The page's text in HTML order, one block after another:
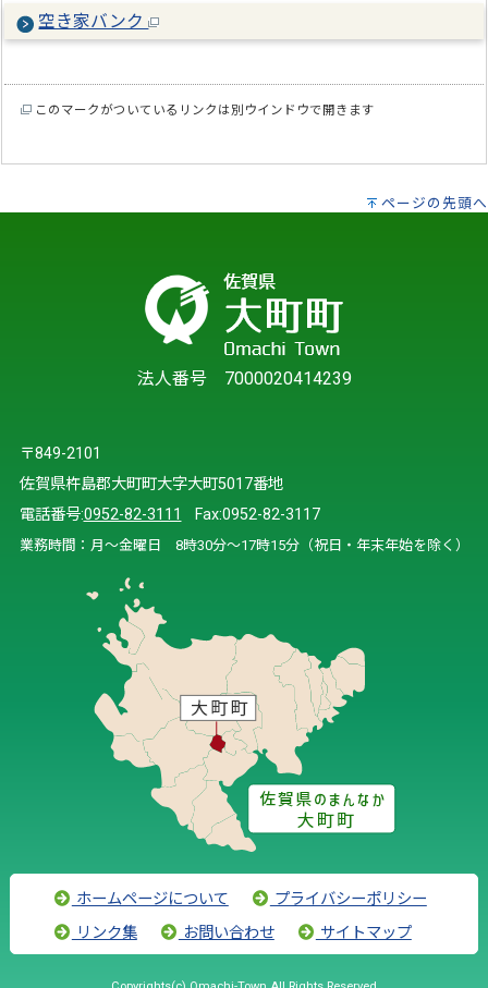
空き家バンク
このマークがついているリンクは別ウインドウで開きます
ページの先頭へ
法人番号 7000020414239
〒849-2101
佐賀県杵島郡大町町大字大町5017番地
電話番号:0952-82-3111 Fax:0952-82-3117
業務時間：月～金曜日 8時30分～17時15分（祝日・年末年始を除く）
ホームページについて
プライバシーポリシー
リンク集
お問い合わせ サイトマップ